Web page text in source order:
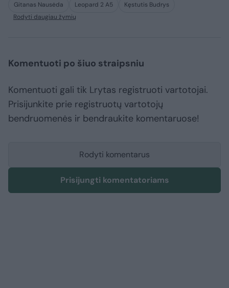
Gitanas Nausėda Leopard 2 A5
Kęstutis Budrys
Rodyti daugiau žymių
Komentuoti po šiuo straipsniu
Komentuoti gali tik Lrytas registruoti vartotojai.
Prisijunkite prie registruotų vartotojų
bendruomenės ir bendraukite komentaruose!
Rodyti komentarus
Prisijungti komentatoriams